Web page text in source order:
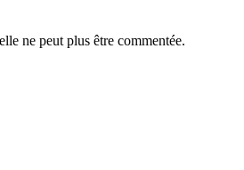
ne peut plus être commentée.